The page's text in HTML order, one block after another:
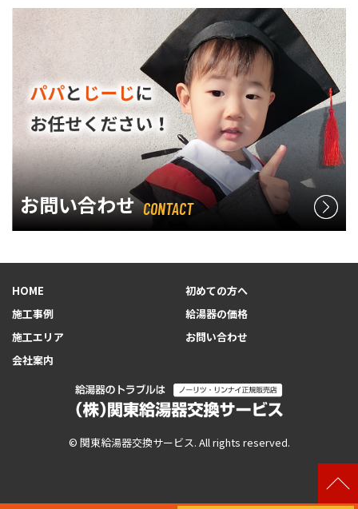
お問い合わせ CONTACT
HOME
初めての方へ
施工事例
給湯器の価格
施工エリア
お問い合わせ
会社案内
© 関東給湯器交換サービス. All rights reserved.